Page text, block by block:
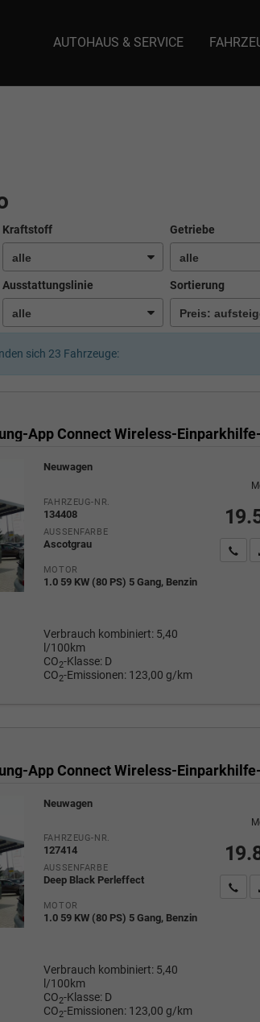
AUTOHAUS & SERVICE
Kraftstoff Getriebe
Ausstattungslinie Sortierung
sich 23 Fahrzeuge:
Neuwagen
FAHRZEUG-NR.
134408
AUSSENFARBE
Ascotgrau
MOTOR
1.0 59 KW (80 PS) 5 Gang, Benzin
Verbrauch kombiniert: 5,40
l/100km
CO2-Klasse: D
CO2-Emissionen: 123,00 g/km
Wir
Neuwagen
FAHRZEUG-NR.
127414
AUSSENFARBE
Deep Black Perleffect
MOTOR
1.0 59 KW (80 PS) 5 Gang, Benzin
Verbrauch kombiniert: 5,40
l/100km
CO2-Klasse: D
CO2-Emissionen: 123,00 g/km
Wir